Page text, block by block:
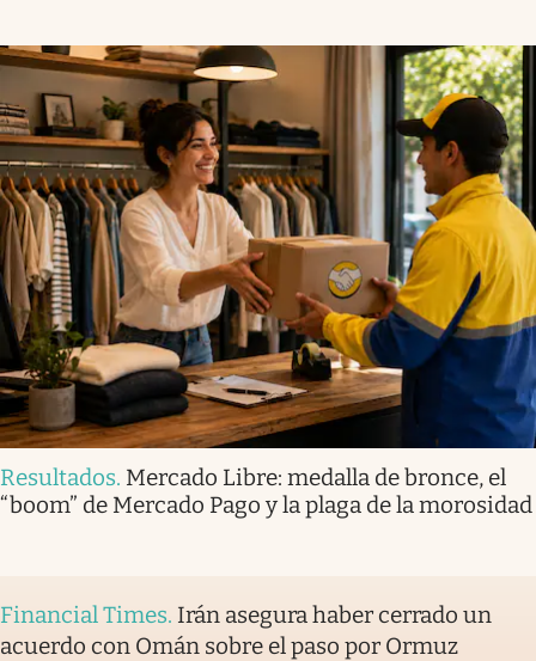
Resultados. Mercado Libre: medalla de bronce, el
“boom” de Mercado Pago y la plaga de la morosidad
Financial Times. Irán asegura haber cerrado un
acuerdo con Omán sobre el paso por Ormuz